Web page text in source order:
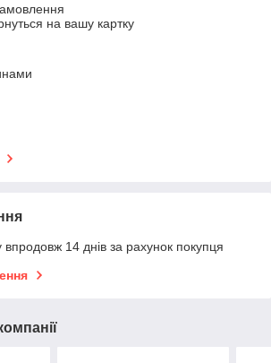
на вашу картку
14 днів за рахунок покупця